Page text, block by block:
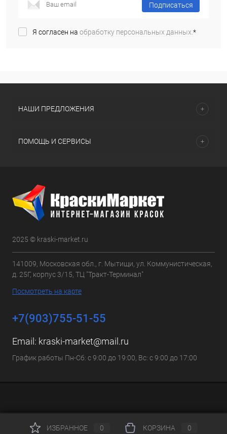
Подписаться
Я согласен на обработку персональных данных.*
НАШИ ПРЕДЛОЖЕНИЯ
ПОМОЩЬ И СЕРВИСЫ
2025 © kraski-market.ru
141009, Московская обл., г. Мытищи, ул. Коммунистическая,
д. 25Г, корпус 3/15, ТЦ "Тракт-Терминал"
Посмотреть на карте
+7(903)755-51-55
Email: kraski-market@mail.ru
График работы Пн-Сб: с 9:00 до 19:00, Вс: с 9:00 до 17:00
ИЗБРАННОЕ 0 КОРЗИНА 0